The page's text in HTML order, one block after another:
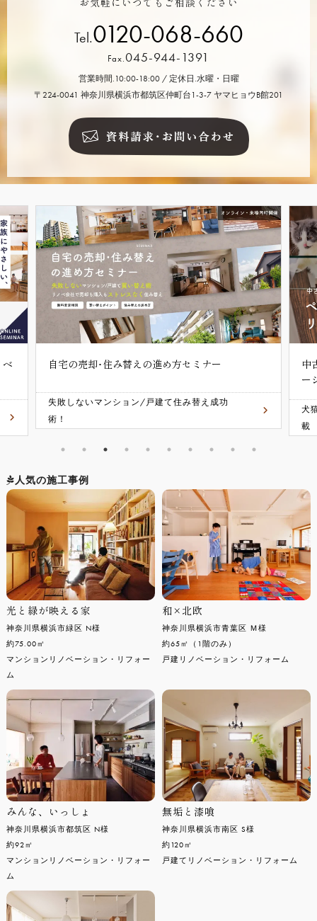
Tel.0120-068-660
Fax.045-944-1391
営業時間.10:00-18:00 / 定休日.水曜・日曜
〒224-0041 神奈川県横浜市都筑区仲町台1-3-7 ヤマヒョウB館201
自宅の売却･住み替えの進め方セミナー
失敗しないマンション/戸建て住み替え成功
術！
中
ー
犬
載
人気の施工事例
光と緑が映える家
神奈川県横浜市緑区 N様
約75.00㎡
マンションリノベーション・リフォー
ム
和×北欧
神奈川県横浜市青葉区 Ｍ様
約65㎡（1階のみ）
戸建リノベーション・リフォーム
みんな、いっしょ
神奈川県横浜市都筑区 N様
約92㎡
マンションリノベーション・リフォー
ム
無垢と漆喰
神奈川県横浜市南区 S様
約120㎡
戸建てリノベーション・リフォーム